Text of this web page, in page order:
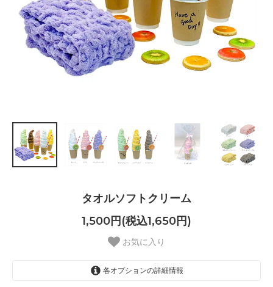
タオルソフトクリーム
1,500円(税込1,650円)
お気に入り
各オプションの詳細情報